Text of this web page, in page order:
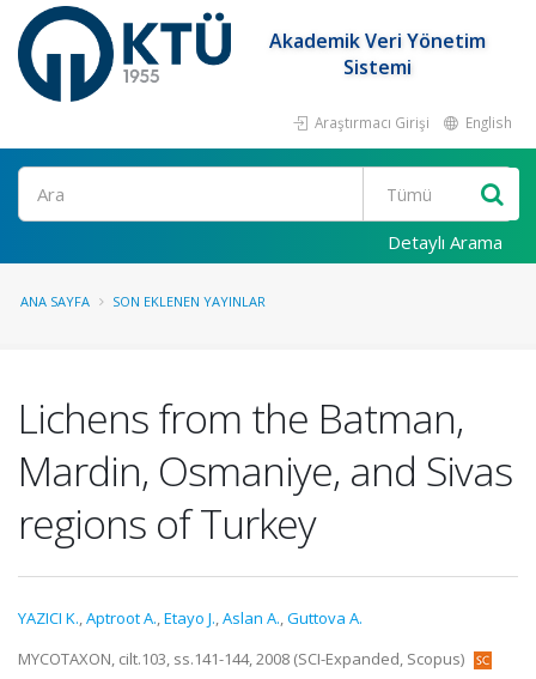
Akademik Veri Yönetim
Sistemi
Araştırmacı Girişi English
Ara
Detaylı Arama
ANA SAYFA SON EKLENEN YAYINLAR
Lichens from the Batman,
Mardin, Osmaniye, and Sivas
regions of Turkey
YAZICI K.,Aptroot A.,Etayo J.,Aslan A.,Guttova A.
MYCOTAXON, cilt.103, ss.141-144, 2008 (SCI-Expanded, Scopus)